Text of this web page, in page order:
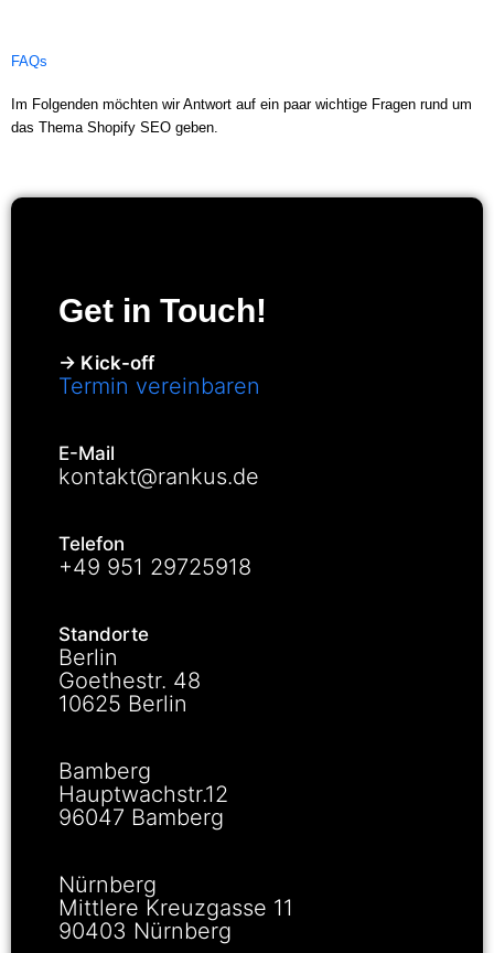
FAQs
Im Folgenden möchten wir Antwort auf ein paar wichtige Fragen rund um
das Thema Shopify SEO geben.
Get in Touch!
→ Kick-off
Termin vereinbaren
E-Mail
kontakt@rankus.de
Telefon
+49 951 29725918
Standorte
Berlin
Goethestr. 48
10625 Berlin
Bamberg
Hauptwachstr.12
96047 Bamberg
Nürnberg
Mittlere Kreuzgasse 11
90403 Nürnberg